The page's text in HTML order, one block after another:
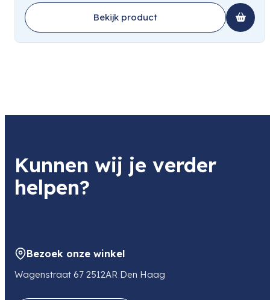
Bekijk product
Kunnen wij je verder
helpen?
Bezoek onze winkel
Wagenstraat 67 2512AR Den Haag